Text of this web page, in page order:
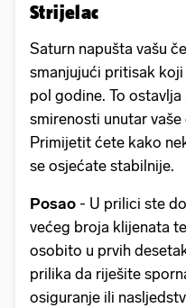
Strijelac
Saturn napušta vašu
smanjujući pritisak
pol godine. To
smirenosti unutar
Primijetit ćete kako
se osjećate stabilnije.
Posao - U prilici ste
većeg broja klijenata
osobito u prvih
prilika da riješite
osiguranje ili